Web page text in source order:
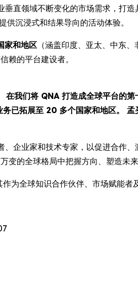
直领域不断变化的市场需求，打
沉浸式和结果导向的活动体验。
家和地区 （涵盖印度、亚太、中东
赖的平台建设者。
我们将 QNA 打造成全球平台的
已拓展至 20 多个国家和地区。
、企业家和技术专家，以促进合作
变的全球格局中把握方向、塑造未来
为全球知识合作伙伴、市场赋能者